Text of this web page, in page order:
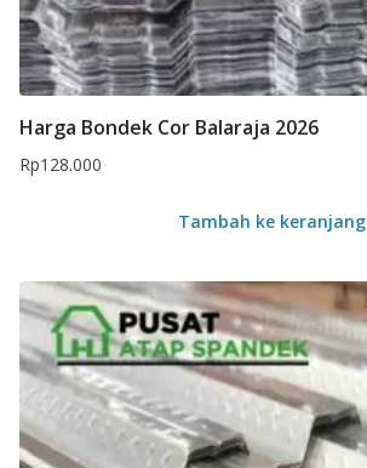
Harga Bondek Cor Balaraja 2026
Rp128.000
Tambah ke keranjang